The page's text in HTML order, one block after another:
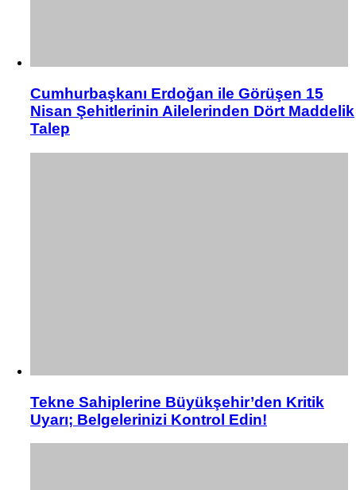
Cumhurbaşkanı Erdoğan ile Görüşen 15
Nisan Şehitlerinin Ailelerinden Dört Maddelik
Talep
Tekne Sahiplerine Büyükşehir’den Kritik
Uyarı; Belgelerinizi Kontrol Edin!